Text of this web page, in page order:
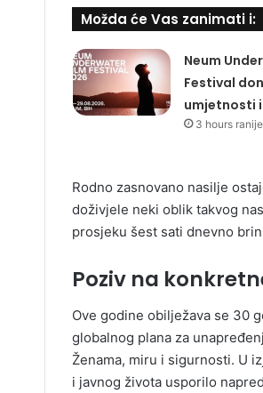
Možda će Vas zanimati i:
Neum
Festival
umjetnosti
3 hours ranije
Rodno zasnovano nasilje
doživjele neki oblik takvog
prosjeku šest sati dnevno
Poziv na
Ove godine obilježava se 30
globalnog plana za
Ženama, miru i sigurnosti. U
i javnog života usporilo